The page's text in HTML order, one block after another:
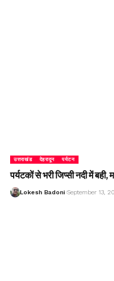
उत्तराखंड देहरादून पर्यटन
पर्यटकों से भरी जिप्सी नदी में बही,
Lokesh Badoni September 13,